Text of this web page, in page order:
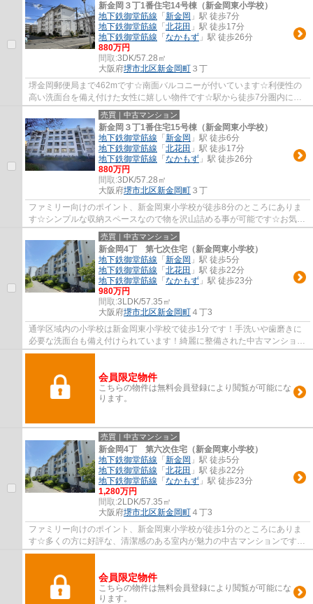
新金岡３丁1番住宅14号棟（新金岡東小学校）
地下鉄御堂筋線 「 新金岡 」駅 徒歩7分
地下鉄御堂筋線 「 北花田 」駅 徒歩17分
地下鉄御堂筋線 「 なかもず 」駅 徒歩26分
880万円
間取:3DK/57.28㎡
大阪府堺市北区新金岡町 ３丁
堺金岡郵便局まで462mです☆南面バルコニーが付いています☆利便性の
高い洗面台を備え付けた女性に嬉しい物件です☆駅から徒歩7分圏内に位
置する物件です☆お客様の住まい探しを、経験豊富...
売買｜中古マンション
新金岡３丁1番住宅15号棟（新金岡東小学校）
地下鉄御堂筋線 「 新金岡 」駅 徒歩6分
地下鉄御堂筋線 「 北花田 」駅 徒歩17分
地下鉄御堂筋線 「 なかもず 」駅 徒歩26分
880万円
間取:3DK/57.28㎡
大阪府堺市北区新金岡町 ３丁
ファミリー向けのポイント、新金岡東小学校が徒歩8分のところにありま
す☆シンプルな収納スペースなので物を沢山詰める事が可能です☆お気に
入りの中古マンションで満足度の高い生活をし...
売買｜中古マンション
新金岡4丁 第七次住宅（新金岡東小学校）
地下鉄御堂筋線 「 新金岡 」駅 徒歩5分
地下鉄御堂筋線 「 北花田 」駅 徒歩22分
地下鉄御堂筋線 「 なかもず 」駅 徒歩23分
980万円
間取:3LDK/57.35㎡
大阪府堺市北区新金岡町 ４丁3
通学区域内の小学校は新金岡東小学校で徒歩1分です！手洗いや歯磨きに
必要な洗面台も備え付けられています！綺麗に整備された中古マンション
で清潔感を感じます！堺市北区にお引越しす...
会員限定物件
こちらの物件は無料会員登録により閲覧が可能にな
ります。
売買｜中古マンション
新金岡4丁 第六次住宅（新金岡東小学校）
地下鉄御堂筋線 「 新金岡 」駅 徒歩5分
地下鉄御堂筋線 「 北花田 」駅 徒歩22分
地下鉄御堂筋線 「 なかもず 」駅 徒歩23分
1,280万円
間取:2LDK/57.35㎡
大阪府堺市北区新金岡町 ４丁3
ファミリー向けのポイント、新金岡東小学校が徒歩1分のところにありま
す☆多くの方に好評な、清潔感のある室内が魅力の中古マンションです☆
来訪者を確認できる、TVインターホン付きです...
会員限定物件
こちらの物件は無料会員登録により閲覧が可能にな
ります。